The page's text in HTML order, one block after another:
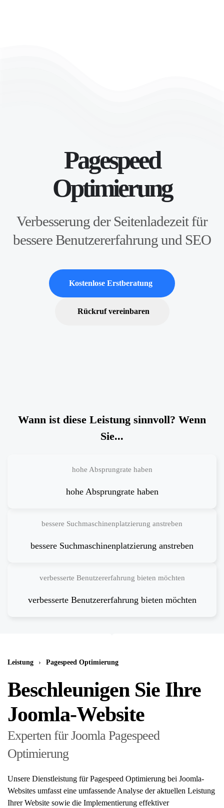
Pagespeed
Optimierung
Verbesserung der Seitenladezeit für
bessere Benutzererfahrung und SEO
Kostenlose Erstberatung
Rückruf vereinbaren
Wann ist diese Leistung sinnvoll? Wenn
Sie...
hohe Absprungrate haben
hohe Absprungrate haben
bessere Suchmaschinenplatzierung anstreben
bessere Suchmaschinenplatzierung anstreben
verbesserte Benutzererfahrung bieten möchten
verbesserte Benutzererfahrung bieten möchten
Leistung Pagespeed Optimierung
Beschleunigen Sie Ihre
Joomla-Website
Experten für Joomla Pagespeed
Optimierung
Unsere Dienstleistung für Pagespeed Optimierung bei Joomla-
Websites umfasst eine umfassende Analyse der aktuellen Leistung
Ihrer Website sowie die Implementierung effektiver